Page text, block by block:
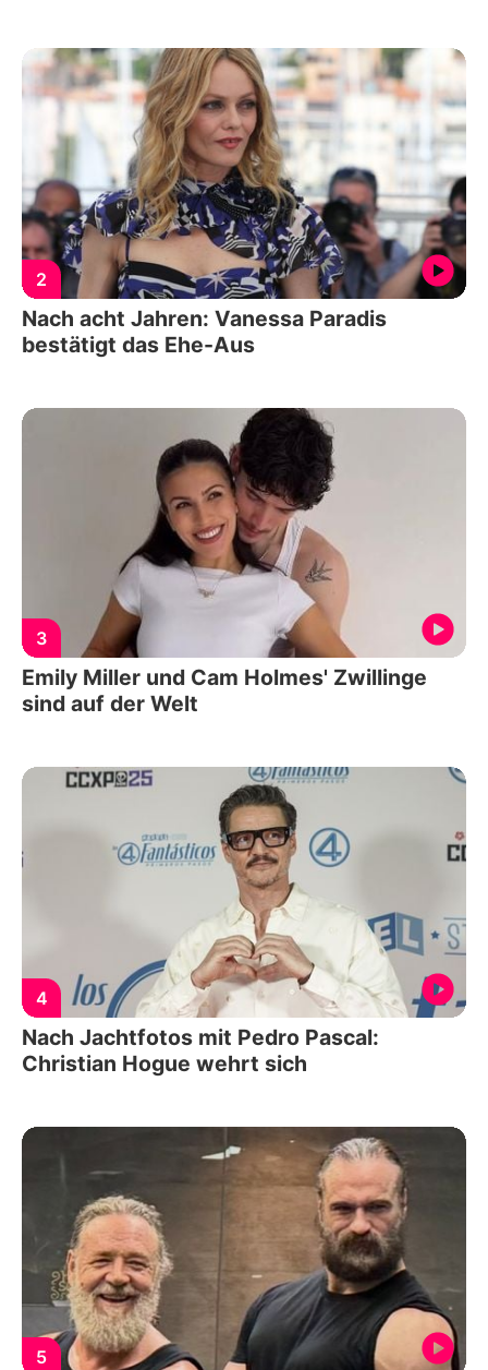
2
Nach acht Jahren: Vanessa Paradis
bestätigt das Ehe-Aus
3
Emily Miller und Cam Holmes' Zwillinge
sind auf der Welt
4
Nach Jachtfotos mit Pedro Pascal:
Christian Hogue wehrt sich
5